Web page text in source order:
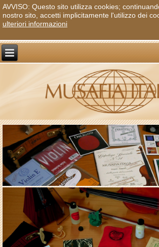
AVVISO: Questo sito utilizza cookies;
nostro sito, accetti implicitamente l'utilizzo dei
ulteriori informazioni